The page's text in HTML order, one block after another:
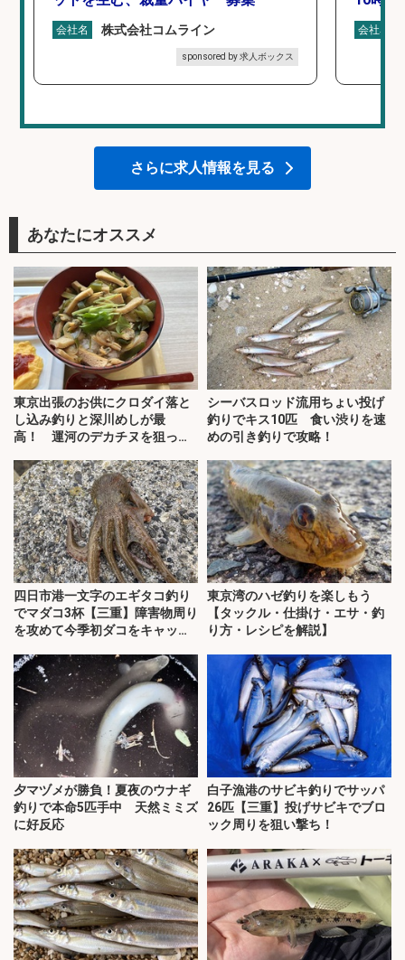
会社名 株式会社コムライン
sponsored by 求人ボックス
会社名
さらに求人情報を見る
あなたにオススメ
東京出張のお供にクロダイ落と
し込み釣りと深川めしが最
高！ 運河のデカチヌを狙って
シーバスロッド流用ちょい投げ
釣りでキス10匹 食い渋りを速
めの引き釣りで攻略！
四日市港一文字のエギタコ釣り
でマダコ3杯【三重】障害物周り
を攻めて今季初ダコをキャッ
東京湾のハゼ釣りを楽しもう
【タックル・仕掛け・エサ・釣
り方・レシピを解説】
夕マヅメが勝負！夏夜のウナギ
釣りで本命5匹手中 天然ミミズ
に好反応
白子漁港のサビキ釣りでサッパ
26匹【三重】投げサビキでブロ
ック周りを狙い撃ち！